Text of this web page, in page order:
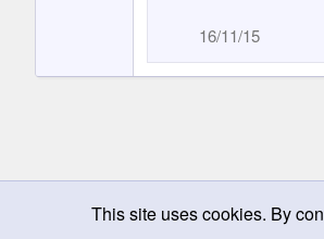
16/11/15
Chọn giao diện Change width
This site uses cookies. By